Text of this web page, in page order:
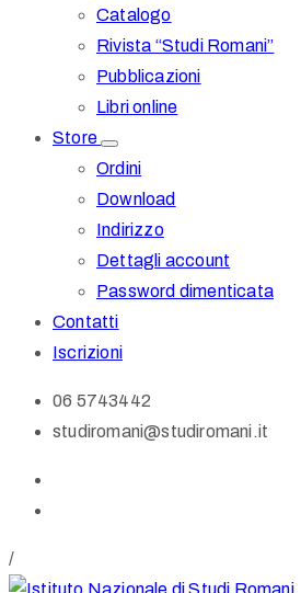
Catalogo
Rivista “Studi Romani”
Pubblicazioni
Libri online
Store
Ordini
Download
Indirizzo
Dettagli account
Password dimenticata
Contatti
Iscrizioni
06 5743442
studiromani@studiromani.it
/